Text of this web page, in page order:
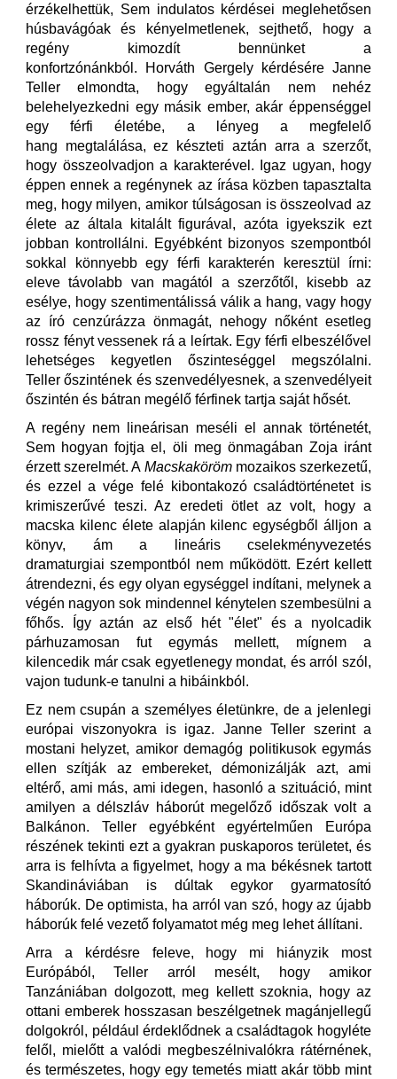
érzékelhettük, Sem indulatos kérdései meglehetősen
húsbavágóak és kényelmetlenek, sejthető, hogy a
regény kimozdít bennünket a
konfortzónánkból. Horváth Gergely kérdésére Janne
Teller elmondta, hogy egyáltalán nem nehéz
belehelyezkedni egy másik ember, akár éppenséggel
egy férfi életébe, a lényeg a megfelelő
hang megtalálása, ez készteti aztán arra a szerzőt,
hogy összeolvadjon a karakterével. Igaz ugyan, hogy
éppen ennek a regénynek az írása közben tapasztalta
meg, hogy milyen, amikor túlságosan is összeolvad az
élete az általa kitalált figurával, azóta igyekszik ezt
jobban kontrollálni. Egyébként bizonyos szempontból
sokkal könnyebb egy férfi karakterén keresztül írni:
eleve távolabb van magától a szerzőtől, kisebb az
esélye, hogy szentimentálissá válik a hang, vagy hogy
az író cenzúrázza önmagát, nehogy nőként esetleg
rossz fényt vessenek rá a leírtak. Egy férfi elbeszélővel
lehetséges kegyetlen őszinteséggel megszólalni.
Teller őszintének és szenvedélyesnek, a szenvedélyeit
őszintén és bátran megélő férfinek tartja saját hősét.
A regény nem lineárisan meséli el annak történetét,
Sem hogyan fojtja el, öli meg önmagában Zoja iránt
érzett szerelmét. A Macskakörömmozaikos szerkezetű,
és ezzel a vége felé kibontakozó családtörténetet is
krimiszerűvé teszi. Az eredeti ötlet az volt, hogy a
macska kilenc élete alapján kilenc egységből álljon a
könyv, ám a lineáris cselekményvezetés
dramaturgiai szempontból nem működött. Ezért kellett
átrendezni, és egy olyan egységgel indítani, melynek a
végén nagyon sok mindennel kénytelen szembesülni a
főhős. Így aztán az első hét "élet" és a nyolcadik
párhuzamosan fut egymás mellett, mígnem a
kilencedik már csak egyetlenegy mondat, és arról szól,
vajon tudunk-e tanulni a hibáinkból.
Ez nem csupán a személyes életünkre, de a jelenlegi
európai viszonyokra is igaz. Janne Teller szerint a
mostani helyzet, amikor demagóg politikusok egymás
ellen szítják az embereket, démonizálják azt, ami
eltérő, ami más, ami idegen, hasonló a szituáció, mint
amilyen a délszláv háborút megelőző időszak volt a
Balkánon. Teller egyébként egyértelműen Európa
részének tekinti ezt a gyakran puskaporos területet, és
arra is felhívta a figyelmet, hogy a ma békésnek tartott
Skandináviában is dúltak egykor gyarmatosító
háborúk. De optimista, ha arról van szó, hogy az újabb
háborúk felé vezető folyamatot még meg lehet állítani.
Arra a kérdésre feleve, hogy mi hiányzik most
Európából, Teller arról mesélt, hogy amikor
Tanzániában dolgozott, meg kellett szoknia, hogy az
ottani emberek hosszasan beszélgetnek magánjellegű
dolgokról, például érdeklődnek a családtagok hogyléte
felől, mielőtt a valódi megbeszélnivalókra rátérnének,
és természetes, hogy egy temetés miatt akár több mint